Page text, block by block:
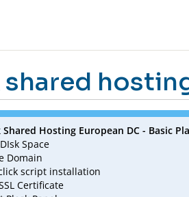
shared
Shared Hosting European DC - Basic
Space
Domain
script installation
Certificate